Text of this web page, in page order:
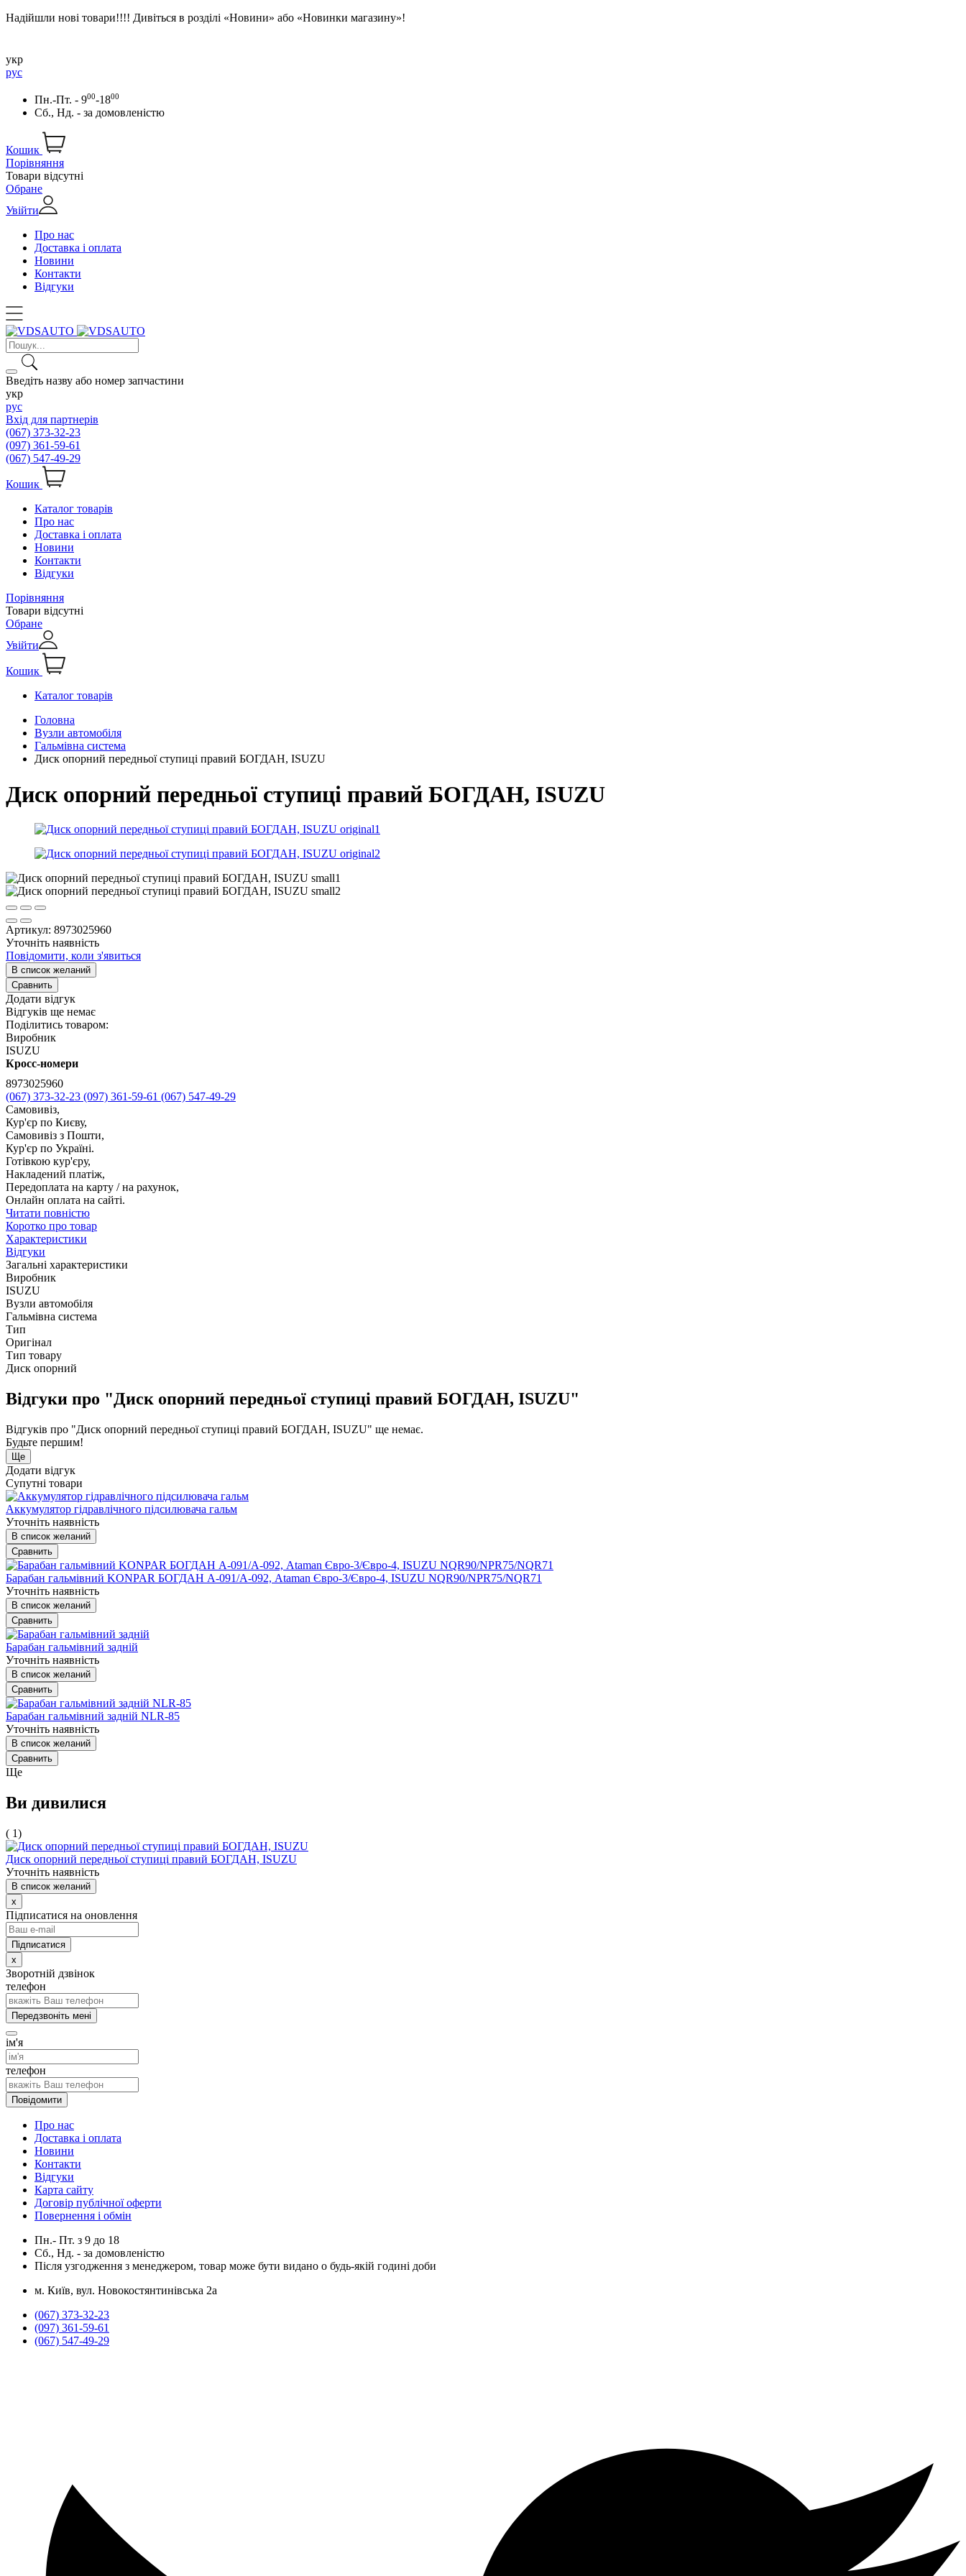
Надійшли нові товари!!!! Дивіться в розділі «Новини» або «Новинки магазину»!
укр
рус
Пн.-Пт. - 900-1800
Сб., Нд. - за домовленістю
Кошик
Порівняння
Товари відсутні
Обране
Увійти
Про нас
Доставка і оплата
Новини
Контакти
Відгуки
Введіть назву або номер запчастини
укр
рус
Вхід для партнерів
(067) 373-32-23
(097) 361-59-61
(067) 547-49-29
Кошик
Каталог товарів
Про нас
Доставка і оплата
Новини
Контакти
Відгуки
Порівняння
Товари відсутні
Обране
Увійти
Кошик
Каталог товарів
Головна
Вузли автомобіля
Гальмівна система
Диск опорний передньої ступиці правий БОГДАН, ISUZU
Диск опорний передньої ступиці правий БОГДАН, ISUZU
Артикул: 8973025960
Уточніть наявність
Повідомити, коли з'явиться
В список желаний
Сравнить
Додати відгук
Відгуків ще немає
Поділитись товаром:
Виробник
ISUZU
Кросс-номери
8973025960
(067) 373-32-23 (097) 361-59-61 (067) 547-49-29
Самовивіз,
Кур'єр по Києву,
Самовивіз з Пошти,
Кур'єр по Україні.
Готівкою кур'єру,
Накладений платіж,
Передоплата на карту / на рахунок,
Онлайн оплата на сайті.
Читати повністю
Коротко про товар
Характеристики
Відгуки
Загальні характеристики
Виробник
ISUZU
Вузли автомобіля
Гальмівна система
Тип
Оригінал
Тип товару
Диск опорний
Відгуки про "Диск опорний передньої ступиці правий БОГДАН, ISUZU"
Відгуків про "Диск опорний передньої ступиці правий БОГДАН, ISUZU" ще немає.
Будьте першим!
Ще
Додати відгук
Супутні товари
Аккумулятор гідравлічного підсилювача гальм
Уточніть наявність
В список желаний
Сравнить
Барабан гальмівний KONPAR БОГДАН А-091/А-092, Ataman Євро-3/Євро-4, ISUZU NQR90/NPR75/NQR71
Уточніть наявність
В список желаний
Сравнить
Барабан гальмівний задній
Уточніть наявність
В список желаний
Сравнить
Барабан гальмівний задній NLR-85
Уточніть наявність
В список желаний
Сравнить
Ще
Ви дивилися
( 1)
Диск опорний передньої ступиці правий БОГДАН, ISUZU
Уточніть наявність
В список желаний
x
Підписатися на оновлення
x
Зворотній дзвінок
телефон
Передзвоніть мені
ім'я
телефон
Повідомити
Про нас
Доставка і оплата
Новини
Контакти
Відгуки
Карта сайту
Договір публічної оферти
Повернення і обмін
Пн.- Пт. з 9 до 18
Сб., Нд. - за домовленістю
Після узгодження з менеджером, товар може бути видано о будь-якій годині доби
м. Київ, вул. Новокостянтинівська 2а
(067) 373-32-23
(097) 361-59-61
(067) 547-49-29